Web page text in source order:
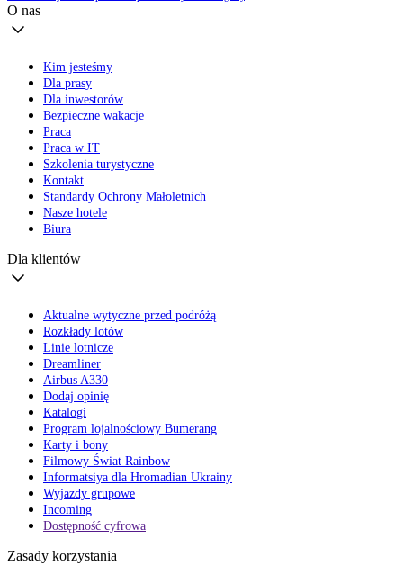
O nas
Kim jesteśmy
Dla prasy
Dla inwestorów
Bezpieczne wakacje
Praca
Praca w IT
Szkolenia turystyczne
Kontakt
Standardy Ochrony Małoletnich
Nasze hotele
Biura
Dla klientów
Aktualne wytyczne przed podróżą
Rozkłady lotów
Linie lotnicze
Dreamliner
Airbus A330
Dodaj opinię
Katalogi
Program lojalnościowy Bumerang
Karty i bony
Filmowy Świat Rainbow
Informatsiya dla Hromadian Ukrainy
Wyjazdy grupowe
Incoming
Dostępność cyfrowa
Zasady korzystania